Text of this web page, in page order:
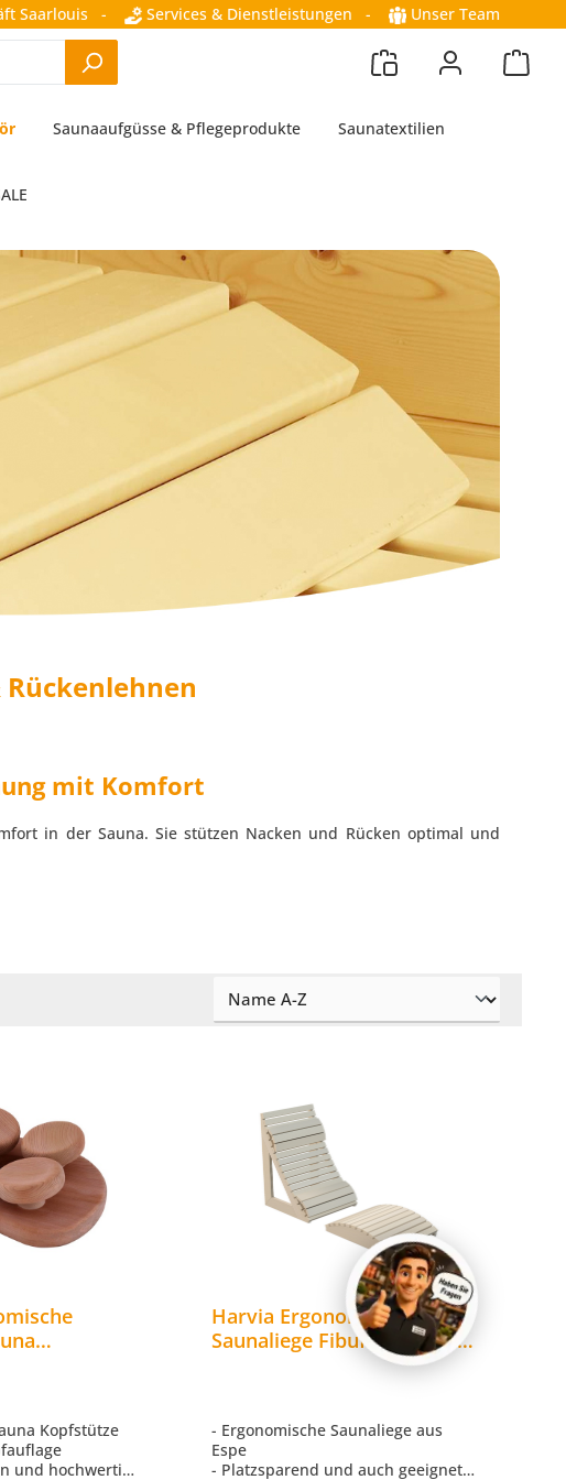
Saarlouis - Services & Dienstleistungen - Unser Team
Saunaaufgüsse & Pflegeprodukte Saunatextilien
mit Komfort
in der Sauna. Sie stützen Nacken und Rücken optimal und
Kopfstütze
und hochwertig
Harvia Ergonomische
Saunaliege Fibuflex Sauna
Rückenlehne Kopfstütze
- Ergonomische Saunaliege aus
Espe
- Platzsparend und auch geeignet